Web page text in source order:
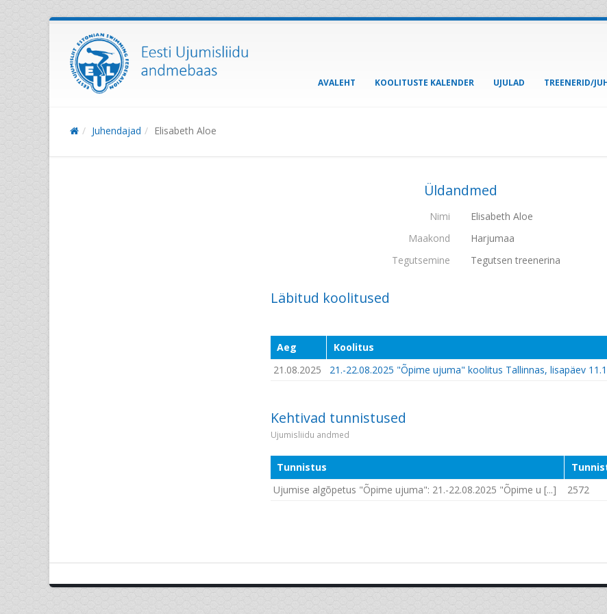
AVALEHT KOOLITUSTE KALENDER UJULAD TREENERID/
Juhendajad Elisabeth Aloe
Üldandmed
Nimi
Elisabeth Aloe
Maakond
Harjumaa
Tegutsemine
Tegutsen treenerina
Läbitud koolitused
Aeg
Koolitus
21.08.2025
21.-22.08.2025 "Õpime ujuma" koolitus Tallinnas, lisapäev
Kehtivad tunnistused
Ujumisliidu andmed
Tunnistus
Ujumise algõpetus "Õpime ujuma": 21.-22.08.2025 "Õpime u [...]
2572